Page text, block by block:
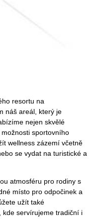
resortu na
náš areál, který je
nejen skvělé
sportovního
wellness zázemí včetně
se vydat na turistické a
atmosféru pro rodiny s
místo pro odpočinek a
užít také
kde servírujeme tradiční i